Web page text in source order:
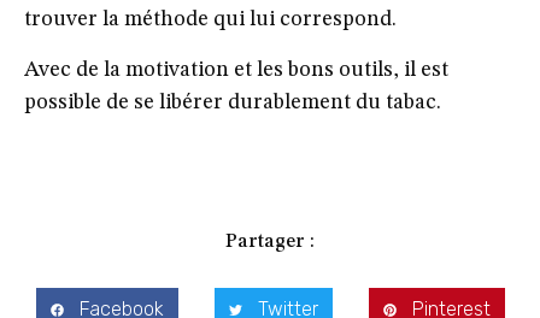
trouver la méthode qui lui correspond.
Avec de la motivation et les bons outils, il est
possible de se libérer durablement du tabac.
Partager :
Facebook Twitter Pinterest